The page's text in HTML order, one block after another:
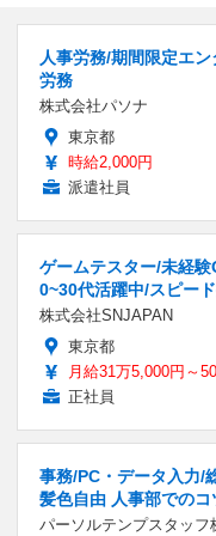
人事労務/期間限定エ
労務
株式会社パソナ
東京都
時給2,000円
派遣社員
ゲームテスター/未経
0~30代活躍中/スピー
株式会社SNJAPAN
東京都
月給31万5,000円～
正社員
事務/PC・データ入力/
髪色自由 人事部でのコ
パーソルテンプスタッフ